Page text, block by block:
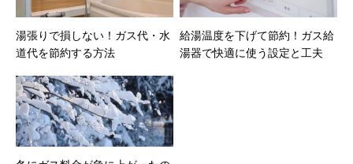
湯張りで損しない！ガス代・水
道代を節約する方法
給湯温度を下げて節約！ガス給
湯器で快適に使う設定と工夫